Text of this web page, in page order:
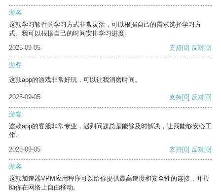
游客
这款学习软件的学习方式非常灵活，可以根据自己的需求选择学习方
式。我可以根据自己的时间安排学习进度。
2025-09-05
支持[0] 反对[0]
游客
这款app的游戏非常好玩，可以让我消磨时间。
2025-09-05 支持[0] 反对[0]
游客
这款app的客服非常专业，遇到问题总是能够及时解决，让我能够安心工
作。
2025-09-05
支持[0] 反对[0]
游客
这款加速器VPM应用程序可以给你提供最高速度和安全性的连接，并帮
助你在网络上自由移动。